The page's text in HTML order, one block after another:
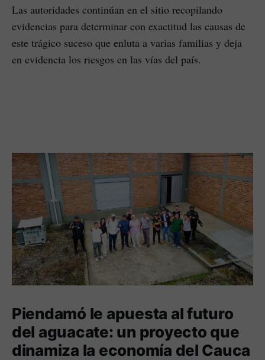
Las autoridades continúan en el sitio recopilando
evidencias para determinar con exactitud las causas de
este trágico suceso que enluta a varias familias y deja
en evidencia los riesgos en las vías del país.
Piendamó le apuesta al futuro
del aguacate: un proyecto que
dinamiza la economía del Cauca